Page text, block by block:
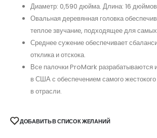
Диаметр: 0,590 дюйма. Длина: 16
Овальная деревянная головка
теплое звучание, подходящее для
Среднее сужение обеспечивает
отклика и отскока.
Все палочки ProMark разрабатываются
в США с обеспечением самого жестокого
в отрасли.
ДОБАВИТЬ В СПИСОК ЖЕЛАНИЙ